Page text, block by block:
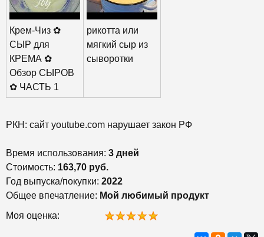
Крем-Чиз ✿
СЫР для
КРЕМА ✿
Обзор СЫРОВ
✿ ЧАСТЬ 1
рикотта или
мягкий сыр из
сыворотки
РКН: сайт youtube.com нарушает закон РФ
Время использования: 3 дней
Стоимость: 163,70 руб.
Год выпуска/покупки: 2022
Общее впечатление: Мой любимый продукт
Моя оценка: